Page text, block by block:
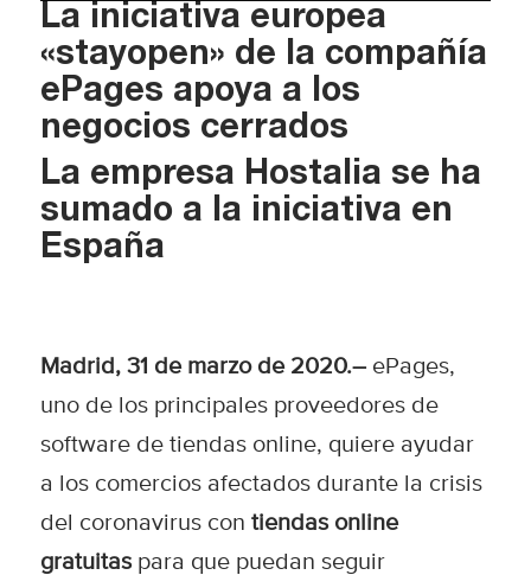
La iniciativa europea
«stayopen» de la compañía
ePages apoya a los
negocios cerrados
La empresa Hostalia se ha
sumado a la iniciativa en
España
Madrid, 31 de marzo de 2020.– ePages,
uno de los principales proveedores de
software de tiendas online, quiere ayudar
a los comercios afectados durante la crisis
del coronavirus con tiendas online
gratuitaspara que puedan seguir